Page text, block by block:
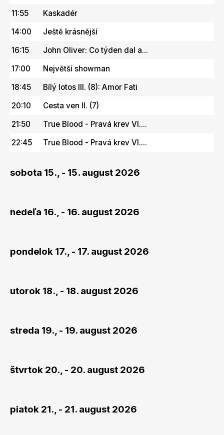
11:55
Kaskadér
14:00
Ještě krásnější
16:15
John Oliver: Co týden dal a...
17:00
Největší showman
18:45
Bílý lotos III. (8): Amor Fati
20:10
Cesta ven II. (7)
21:50
True Blood - Pravá krev VI....
22:45
True Blood - Pravá krev VI....
sobota 15., - 15. august 2026
nedeľa 16., - 16. august 2026
pondelok 17., - 17. august 2026
utorok 18., - 18. august 2026
streda 19., - 19. august 2026
štvrtok 20., - 20. august 2026
piatok 21., - 21. august 2026